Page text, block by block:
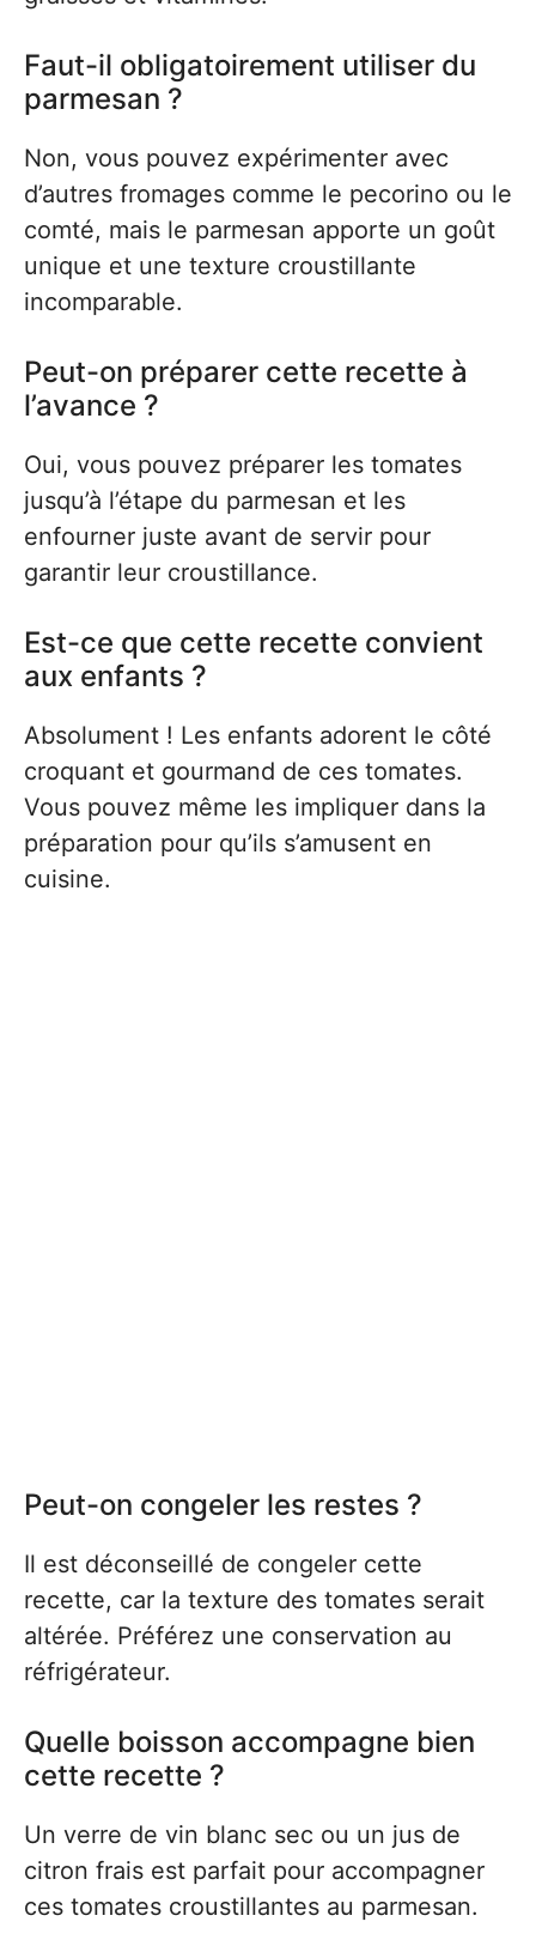
Faut-il obligatoirement utiliser du
parmesan ?
Non, vous pouvez expérimenter avec
d’autres fromages comme le pecorino ou le
comté, mais le parmesan apporte un goût
unique et une texture croustillante
incomparable.
Peut-on préparer cette recette à
l’avance ?
Oui, vous pouvez préparer les tomates
jusqu’à l’étape du parmesan et les
enfourner juste avant de servir pour
garantir leur croustillance.
Est-ce que cette recette convient
aux enfants ?
Absolument ! Les enfants adorent le côté
croquant et gourmand de ces tomates.
Vous pouvez même les impliquer dans la
préparation pour qu’ils s’amusent en
cuisine.
Peut-on congeler les restes ?
Il est déconseillé de congeler cette
recette, car la texture des tomates serait
altérée. Préférez une conservation au
réfrigérateur.
Quelle boisson accompagne bien
cette recette ?
Un verre de vin blanc sec ou un jus de
citron frais est parfait pour accompagner
ces tomates croustillantes au parmesan.